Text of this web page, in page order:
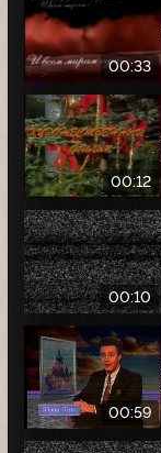
00:33
00:12
00:10
00:59